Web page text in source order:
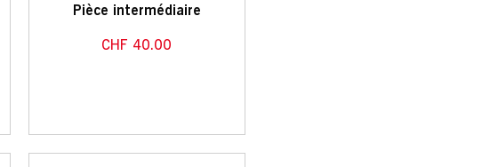
Pièce intermédiaire
CHF 40.00